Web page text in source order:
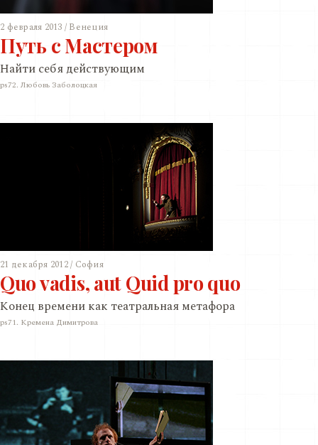
2 февраля 2013 / Венеция
Путь с Мастером
Найти себя действующим
ps72. Любовь Заболоцкая
21 декабря 2012 / София
Quo vadis, aut Quid pro quo
Конец времени как театральная метафора
ps71. Кремена Димитрова